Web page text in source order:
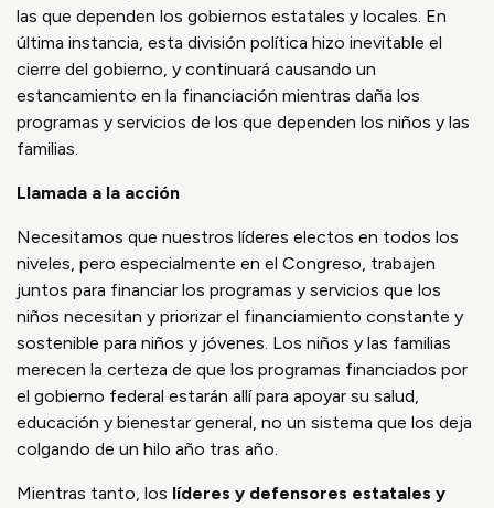
las que dependen los gobiernos estatales y locales. En
última instancia, esta división política hizo inevitable el
cierre del gobierno, y continuará causando un
estancamiento en la financiación mientras daña los
programas y servicios de los que dependen los niños y las
familias.
Llamada a la acción
Necesitamos que nuestros líderes electos en todos los
niveles, pero especialmente en el Congreso, trabajen
juntos para financiar los programas y servicios que los
niños necesitan y priorizar el financiamiento constante y
sostenible para niños y jóvenes. Los niños y las familias
merecen la certeza de que los programas financiados por
el gobierno federal estarán allí para apoyar su salud,
educación y bienestar general, no un sistema que los deja
colgando de un hilo año tras año.
Mientras tanto, los líderes y defensores estatales y